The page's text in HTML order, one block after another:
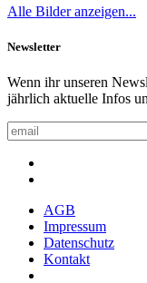
Alle Bilder anzeigen...
Newsletter
Wenn ihr unseren
jährlich aktuelle Infos
AGB
Impressum
Datenschutz
Kontakt